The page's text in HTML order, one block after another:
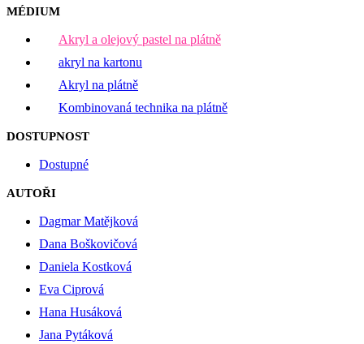
MÉDIUM
Akryl a olejový pastel na plátně
akryl na kartonu
Akryl na plátně
Kombinovaná technika na plátně
DOSTUPNOST
Dostupné
AUTOŘI
Dagmar Matějková
Dana Boškovičová
Daniela Kostková
Eva Ciprová
Hana Husáková
Jana Pytáková